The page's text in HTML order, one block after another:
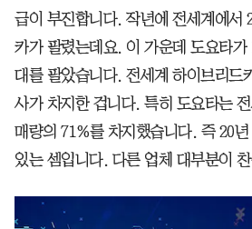
급이 부진합니다. 작년에 전세계에서
카가 팔렸는데요. 이 가운데 도요타
대를 팔았습니다. 전세계 하이브리드
사가 차지한 겁니다. 특히 도요타는
매량의 71%를 차지했습니다. 즉 20
있는 셈입니다. 다른 업체 대부분이